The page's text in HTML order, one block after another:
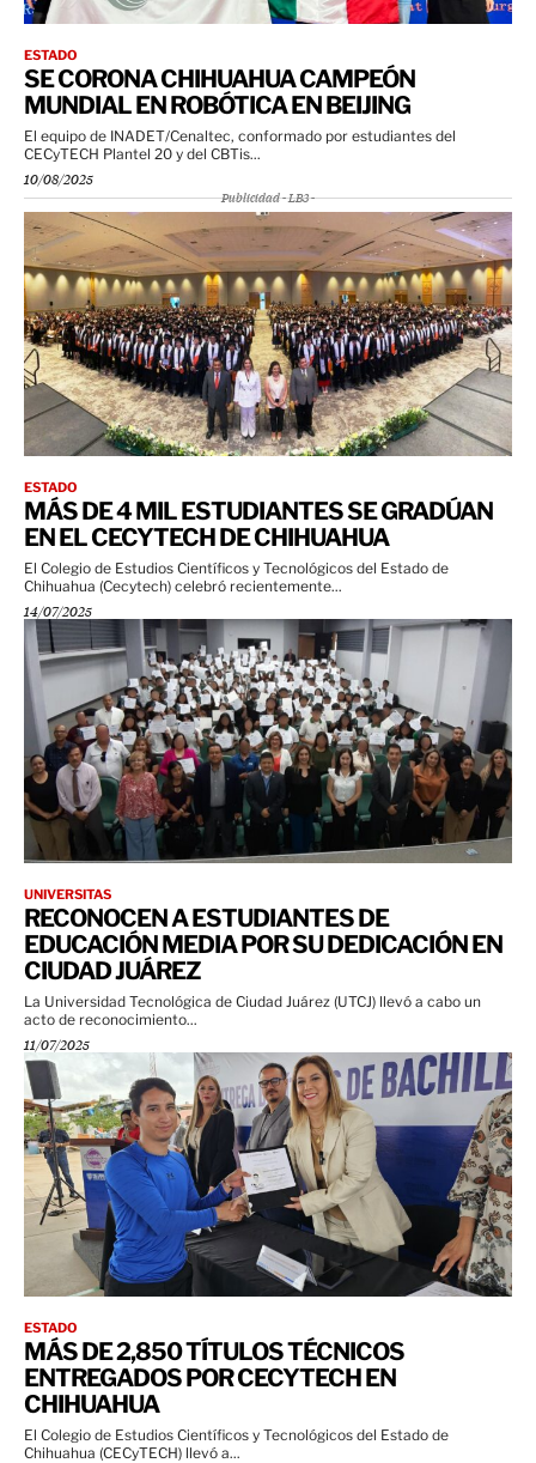
ESTADO
SE CORONA CHIHUAHUA CAMPEÓN
MUNDIAL EN ROBÓTICA EN BEIJING
El equipo de INADET/Cenaltec, conformado por estudiantes del
CECyTECH Plantel 20 y del CBTis...
10/08/2025
Publicidad - LB3 -
ESTADO
MÁS DE 4 MIL ESTUDIANTES SE GRADÚAN
EN EL CECYTECH DE CHIHUAHUA
El Colegio de Estudios Científicos y Tecnológicos del Estado de
Chihuahua (Cecytech) celebró recientemente...
14/07/2025
UNIVERSITAS
RECONOCEN A ESTUDIANTES DE
EDUCACIÓN MEDIA POR SU DEDICACIÓN EN
CIUDAD JUÁREZ
La Universidad Tecnológica de Ciudad Juárez (UTCJ) llevó a cabo un
acto de reconocimiento...
11/07/2025
ESTADO
MÁS DE 2,850 TÍTULOS TÉCNICOS
ENTREGADOS POR CECYTECH EN
CHIHUAHUA
El Colegio de Estudios Científicos y Tecnológicos del Estado de
Chihuahua (CECyTECH) llevó a...